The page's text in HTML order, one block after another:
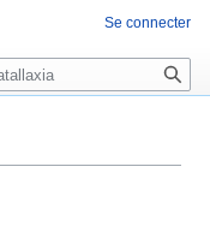
Se connecter